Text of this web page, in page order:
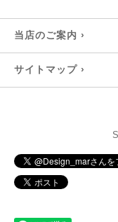
当店のご案内 ›
サイトマップ ›